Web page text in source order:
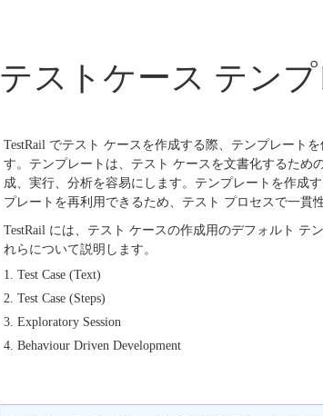
テストケース テンプ
TestRail でテスト ケースを作成する際、テンプレート
す。テンプレートは、テスト ケースを文書化するため
成、実行、分析を容易にします。テンプレートを作成
プレートを再利用できるため、テスト プロセスで一貫
TestRail には、テスト ケースの作成用のデフォルト テ
れらについて説明します。
Test Case (Text)
Test Case (Steps)
Exploratory Session
Behaviour Driven Development